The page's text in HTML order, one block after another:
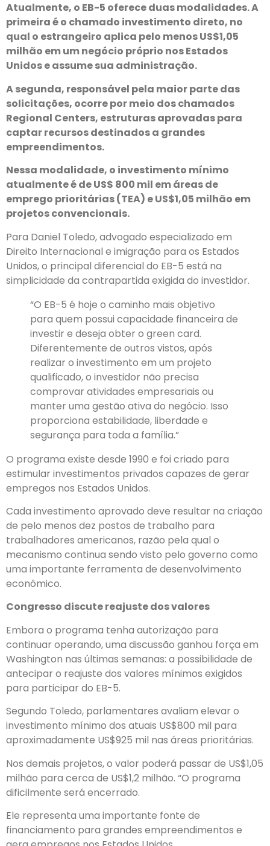
Atualmente, o EB-5 oferece duas modalidades. A
primeira é o chamado investimento direto, no
qual o estrangeiro aplica pelo menos US$1,05
milhão em um negócio próprio nos Estados
Unidos e assume sua administração.
A segunda, responsável pela maior parte das
solicitações, ocorre por meio dos chamados
Regional Centers, estruturas aprovadas para
captar recursos destinados a grandes
empreendimentos.
Nessa modalidade, o investimento mínimo
atualmente é de US$ 800 mil em áreas de
emprego prioritárias (TEA) e US$1,05 milhão em
projetos convencionais.
Para Daniel Toledo, advogado especializado em
Direito Internacional e imigração para os Estados
Unidos, o principal diferencial do EB-5 está na
simplicidade da contrapartida exigida do investidor.
“O EB-5 é hoje o caminho mais objetivo
para quem possui capacidade financeira de
investir e deseja obter o green card.
Diferentemente de outros vistos, após
realizar o investimento em um projeto
qualificado, o investidor não precisa
comprovar atividades empresariais ou
manter uma gestão ativa do negócio. Isso
proporciona estabilidade, liberdade e
segurança para toda a família.”
O programa existe desde 1990 e foi criado para
estimular investimentos privados capazes de gerar
empregos nos Estados Unidos.
Cada investimento aprovado deve resultar na criação
de pelo menos dez postos de trabalho para
trabalhadores americanos, razão pela qual o
mecanismo continua sendo visto pelo governo como
uma importante ferramenta de desenvolvimento
econômico.
Congresso discute reajuste dos valores
Embora o programa tenha autorização para
continuar operando, uma discussão ganhou força em
Washington nas últimas semanas: a possibilidade de
antecipar o reajuste dos valores mínimos exigidos
para participar do EB-5.
Segundo Toledo, parlamentares avaliam elevar o
investimento mínimo dos atuais US$800 mil para
aproximadamente US$925 mil nas áreas prioritárias.
Nos demais projetos, o valor poderá passar de US$1,05
milhão para cerca de US$1,2 milhão. “O programa
dificilmente será encerrado.
Ele representa uma importante fonte de
financiamento para grandes empreendimentos e